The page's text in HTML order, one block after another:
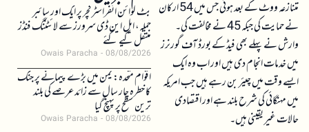
متنازعہ ووٹ کے بعد ہوئی جس میں 54 ارکان
نے حمایت کی جبکہ 45 نے مخالفت کی۔
وارش نے پہلے بھی فیڈ کے بورڈ آف گورنرز
میں خدمات انجام دی ہیں اور اب وہ ایک
ایسے وقت میں چیئر بن رہے ہیں جب امریکہ
میں مہنگائی کی شرح بلند ہے اور اقتصادی
حالات غیر یقینی ہیں۔
بٹ کوائن انفراسٹرکچر پر ایک اور سائبر
حملہ، ایل این ڈی سرورز سے لائٹننگ فنڈز
منتقل کیے گئے
Owais Paracha 08/08/2026
اقوام متحدہ: یمن میں بڑے پیمانے پر جنگ
کا خطرہ چار سال سے زائد عرصے کی بلند
ترین سطح پر پہنچ گیا
Owais Paracha 08/08/2026